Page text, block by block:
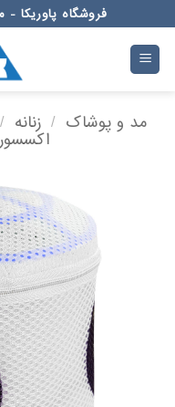
to
content
فروشگاه پاوریکا
مد و پوشاک / زنانه /